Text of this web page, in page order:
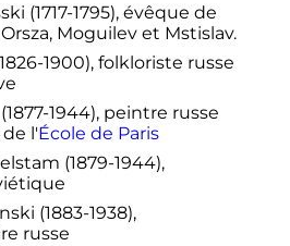
(1717-1795), évêque de
Moguilev et Mstislav.
1900), folkloriste russe
1944), peintre russe
l'École de Paris
(1879-1944),
(1883-1938),
russe